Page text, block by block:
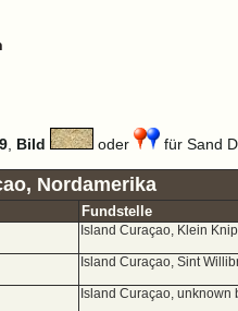
Bild oder für Sand
Nordamerika
Fundstelle
Island Curaçao, Klein
Island Curaçao, Sint
Island Curaçao, unknown